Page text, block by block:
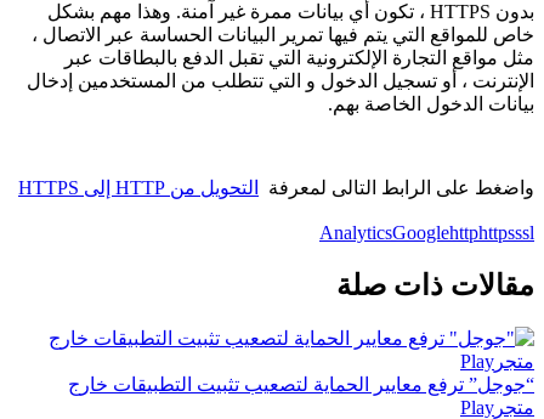
بدون HTTPS ، تكون أي بيانات ممرة غير آمنة. وهذا مهم بشكل
خاص للمواقع التي يتم فيها تمرير البيانات الحساسة عبر الاتصال ،
مثل مواقع التجارة الإلكترونية التي تقبل الدفع بالبطاقات عبر
الإنترنت ، أو تسجيل الدخول و التي تتطلب من المستخدمين إدخال
بيانات الدخول الخاصة بهم.
واضغط على الرابط التالى لمعرفة التحويل من HTTP إلى HTTPS
AnalyticsGooglehttphttpsssl
مقالات ذات صلة
“جوجل” ترفع معايير الحماية لتصعيب تثبيت التطبيقات خارج
متجرPlay